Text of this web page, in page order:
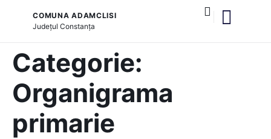
COMUNA ADAMCLISI
JudețulConstanța
Categorie:
Organigrama
primarie